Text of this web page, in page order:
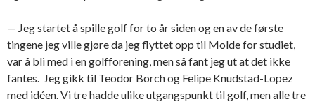
— Jeg startet å spille golf for to år siden og en av de første
tingene jeg ville gjøre da jeg flyttet opp til Molde for studiet,
var å bli med i en golfforening, men så fant jeg ut at det ikke
fantes. Jeg gikk til Teodor Borch og Felipe Knudstad-Lopez
med idéen. Vi tre hadde ulike utgangspunkt til golf, men alle tre